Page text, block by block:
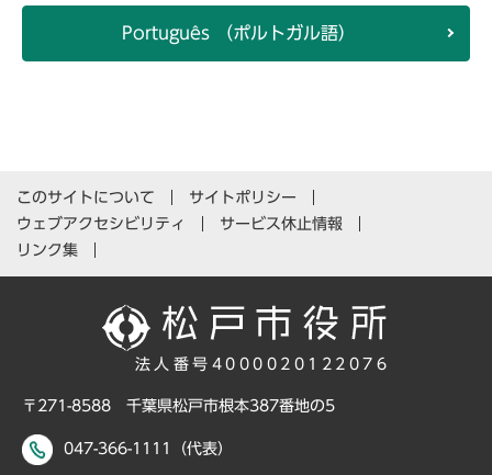
Português （ポルトガル語）
このサイトについて
サイトポリシー
ウェブアクセシビリティ
サービス休止情報
リンク集
法人番号4000020122076
〒271-8588 千葉県松戸市根本387番地の5
047-366-1111（代表）